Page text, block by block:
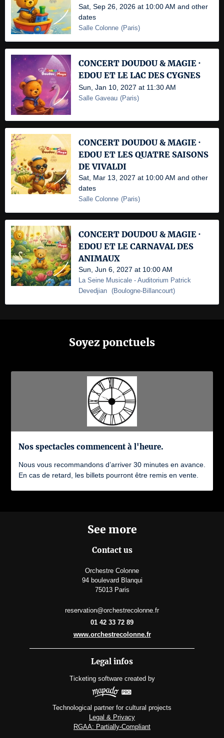
Sat, Sep 26, 2026 at 10:00 AM and other
dates
Salle Colonne (Paris)
CONCERT DOUDOU & MAGIE ·
EDOU ET LE LAC DES CYGNES
Sun, Jan 10, 2027 at 11:30 AM
Salle Gaveau (Paris)
CONCERT DOUDOU & MAGIE ·
EDOU ET LES QUATRE SAISONS
DE VIVALDI
Sat, Mar 13, 2027 at 10:00 AM and other
dates
Salle Colonne (Paris)
CONCERT DOUDOU & MAGIE ·
EDOU ET LE CARNAVAL DES
ANIMAUX
Sun, Jun 6, 2027 at 10:00 AM
La Seine Musicale - Auditorium Patrick
Devedjian (Boulogne-Billancourt)
Soyez ponctuels
Nos spectacles commencent à l'heure.
Nous vous recommandons d’arriver 30 minutes en avance.
En cas de retard, les billets pourront être remis en vente.
See more
Contact us
Orchestre Colonne
94 boulevard Blanqui
75013 Paris
reservation@orchestrecolonne.fr
01 42 33 72 89
www.orchestrecolonne.fr
Legal infos
Ticketing software created by
Technological partner for cultural projects
Legal & Privacy
RGAA: Partially-Compliant